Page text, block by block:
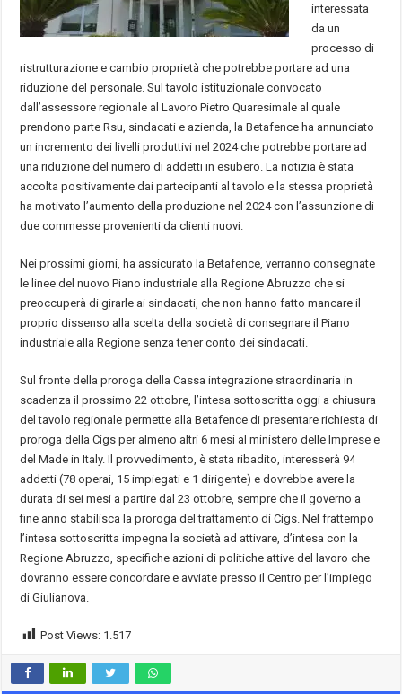
interessata
da un
processo di
ristrutturazione e cambio proprietà che potrebbe portare ad una
riduzione del personale. Sul tavolo istituzionale convocato
dall’assessore regionale al Lavoro Pietro Quaresimale al quale
prendono parte Rsu, sindacati e azienda, la Betafence ha annunciato
un incremento dei livelli produttivi nel 2024 che potrebbe portare ad
una riduzione del numero di addetti in esubero. La notizia è stata
accolta positivamente dai partecipanti al tavolo e la stessa proprietà
ha motivato l’aumento della produzione nel 2024 con l’assunzione di
due commesse provenienti da clienti nuovi.
Nei prossimi giorni, ha assicurato la Betafence, verranno consegnate
le linee del nuovo Piano industriale alla Regione Abruzzo che si
preoccuperà di girarle ai sindacati, che non hanno fatto mancare il
proprio dissenso alla scelta della società di consegnare il Piano
industriale alla Regione senza tener conto dei sindacati.
Sul fronte della proroga della Cassa integrazione straordinaria in
scadenza il prossimo 22 ottobre, l’intesa sottoscritta oggi a chiusura
del tavolo regionale permette alla Betafence di presentare richiesta di
proroga della Cigs per almeno altri 6 mesi al ministero delle Imprese e
del Made in Italy. Il provvedimento, è stata ribadito, interesserà 94
addetti (78 operai, 15 impiegati e 1 dirigente) e dovrebbe avere la
durata di sei mesi a partire dal 23 ottobre, sempre che il governo a
fine anno stabilisca la proroga del trattamento di Cigs. Nel frattempo
l’intesa sottoscritta impegna la società ad attivare, d’intesa con la
Regione Abruzzo, specifiche azioni di politiche attive del lavoro che
dovranno essere concordare e avviate presso il Centro per l’impiego
di Giulianova.
Post Views: 1.517